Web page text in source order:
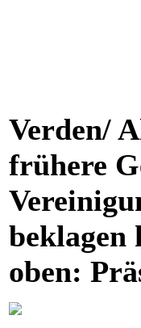
Verden/
frühere
beklagen
oben: Prä